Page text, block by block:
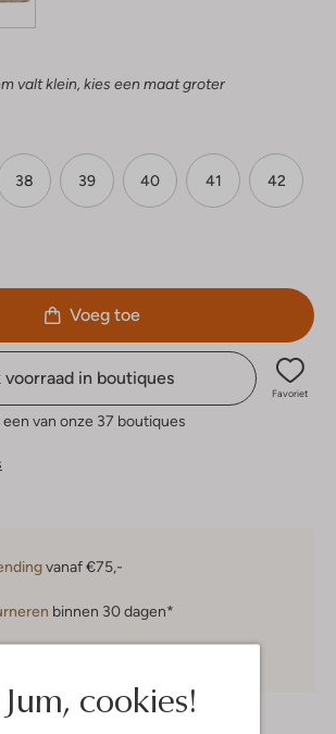
Jum, cookies!
valt klein, kies een maat groter
38 39 40 41 42
Voeg toe
voorraad in boutiques
Favoriet
van onze 37 boutiques
vanaf €75,-
binnen 30 dagen*